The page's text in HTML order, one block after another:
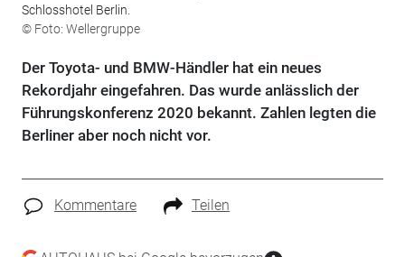
Schlosshotel Berlin.
© Foto: Wellergruppe
Der Toyota- und BMW-Händler hat ein neues
Rekordjahr eingefahren. Das wurde anlässlich der
Führungskonferenz 2020 bekannt. Zahlen legten die
Berliner aber noch nicht vor.
Kommentare Teilen